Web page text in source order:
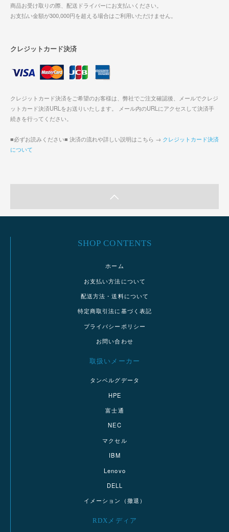
商品お受け取りの際、配送ドライバーにお支払いください。
お支払い金額が300,000円を超える場合はご利用いただけません。
クレジットカード決済
クレジットカード決済をご希望のお客様は、弊社でご注文確認後、メールでクレジ
ットカード決済URLをお送りいたします。 メール内のURLにアクセスして決済手
続きを行ってください。
■必ずお読みください■ 決済の流れや詳しい説明はこちら → クレジットカード決済
について
SHOP CONTENTS
ホーム
お支払い方法について
配送方法・送料について
特定商取引法に基づく表記
プライバシーポリシー
お問い合わせ
取扱いメーカー
タンベルグデータ
HPE
富士通
NEC
マクセル
IBM
Lenovo
DELL
イメーション（撤退）
RDXメディア